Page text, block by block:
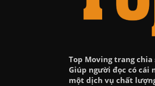
Top Moving trang
Giúp người đọc có cái
một dịch vụ chất